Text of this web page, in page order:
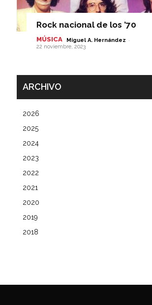
Rock nacional de los ’70
MÚSICA Miguel A. Hernández -
22 noviembre, 2023
ARCHIVO
2026
2025
2024
2023
2022
2021
2020
2019
2018